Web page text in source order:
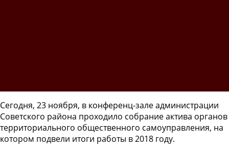
Сегодня, 23 ноября, в конференц-зале администрации
Советского района проходило собрание актива органов
территориального общественного самоуправления, на
котором подвели итоги работы в 2018 году.